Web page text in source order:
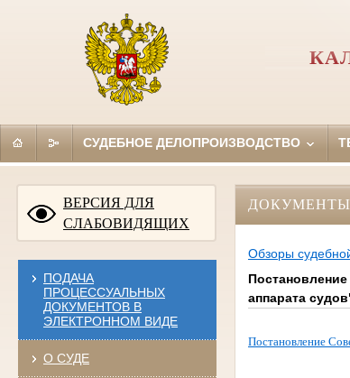
СУДЕБНОЕ ДЕЛОПРОИЗВОДСТВО
ВЕРСИЯ ДЛЯ
СЛАБОВИДЯЩИХ
ПОДАЧА
ПРОЦЕССУАЛЬНЫХ
ДОКУМЕНТОВ В
ЭЛЕКТРОННОМ ВИДЕ
О СУДЕ
Обзоры
аппарата
Постановление